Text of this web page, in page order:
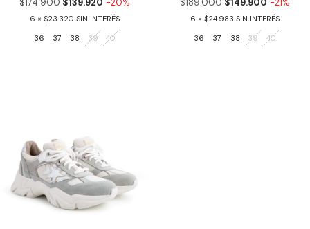
$174.900 $139.920 -20%
6
$23.320
36
37 38 39 40
$189.000 $149.900 -21%
6
$24.983
36
37 38 39 40